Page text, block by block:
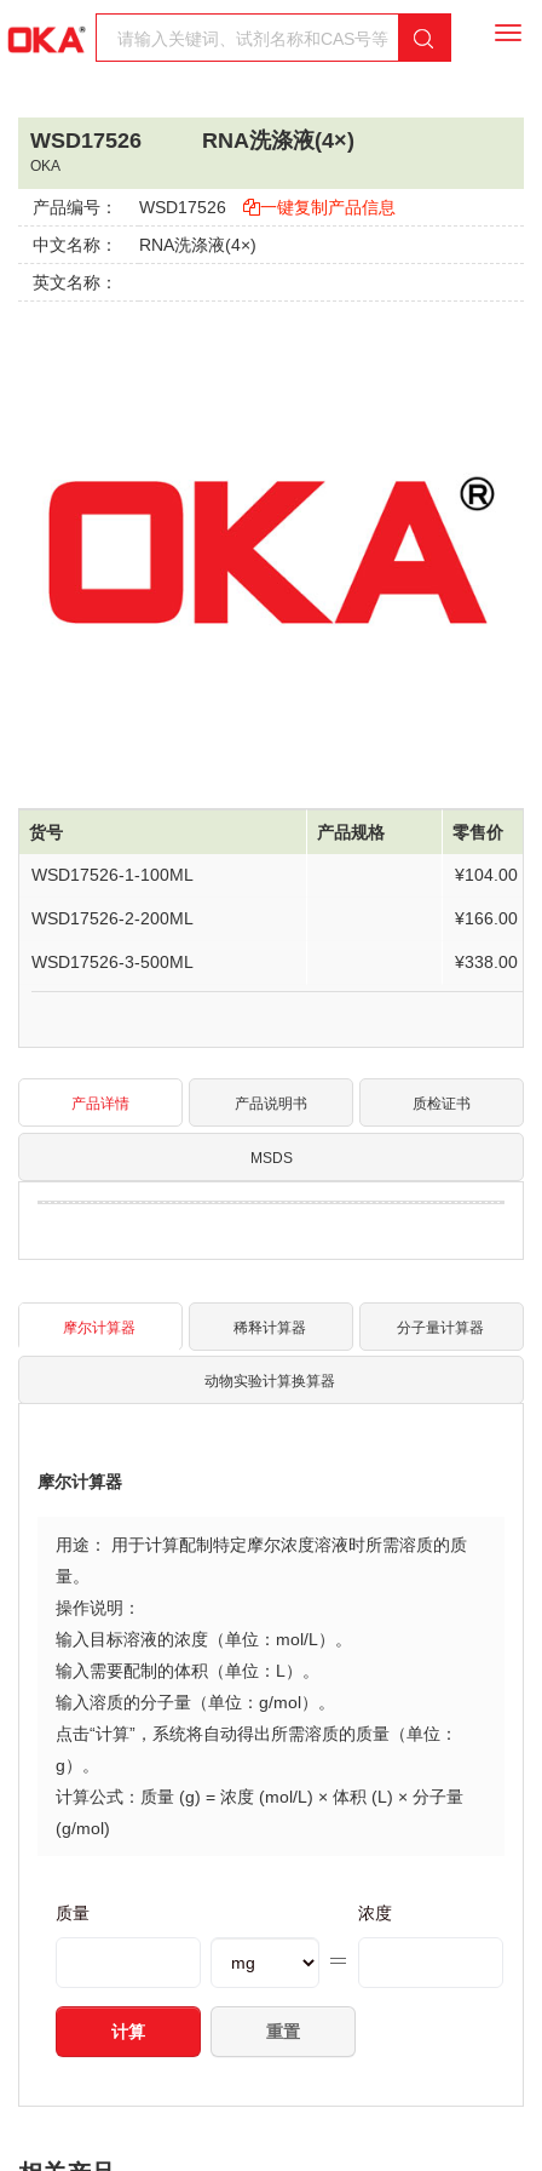
WSD17526
OKA
RNA洗涤液(4×)
产品编号： WSD17526
一键复制产品信息
中文名称：
RNA洗涤液(4×)
英文名称：
货号 产品规格 零售价
WSD17526-1-100ML ¥104.00
WSD17526-2-200ML ¥166.00
WSD17526-3-500ML ¥338.00
产品详情 产品说明书 质检证书
MSDS
摩尔计算器 稀释计算器 分子量计算器
动物实验计算换算器
摩尔计算器
用途： 用于计算配制特定摩尔浓度溶液时所需溶质的质
量。
操作说明：
输入目标溶液的浓度（单位：mol/L）。
输入需要配制的体积（单位：L）。
输入溶质的分子量（单位：g/mol）。
点击“计算”，系统将自动得出所需溶质的质量（单位：
g）。
计算公式：质量 (g) = 浓度 (mol/L) × 体积 (L) × 分子量
(g/mol)
质量 浓度
计算 重置